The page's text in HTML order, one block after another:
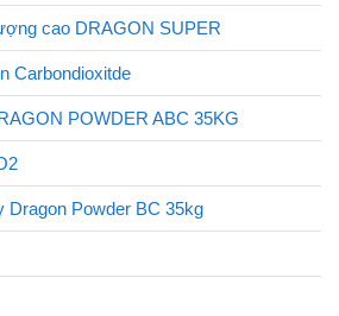
cao DRAGON SUPER
Carbondioxitde
POWDER ABC 35KG
Dragon Powder BC 35kg